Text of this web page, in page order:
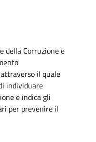
della Corruzione e
il quale
individuare
e indica gli
per prevenire il